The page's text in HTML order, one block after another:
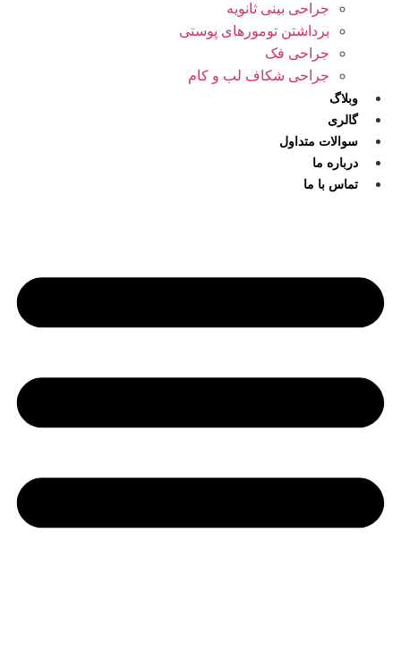
جراحی بینی ثانویه
برداشتن تومورهای پوستی
جراحی فک
جراحی شکاف لب و کام
وبلاگ
گالری
سوالات متداول
درباره ما
تماس با ما